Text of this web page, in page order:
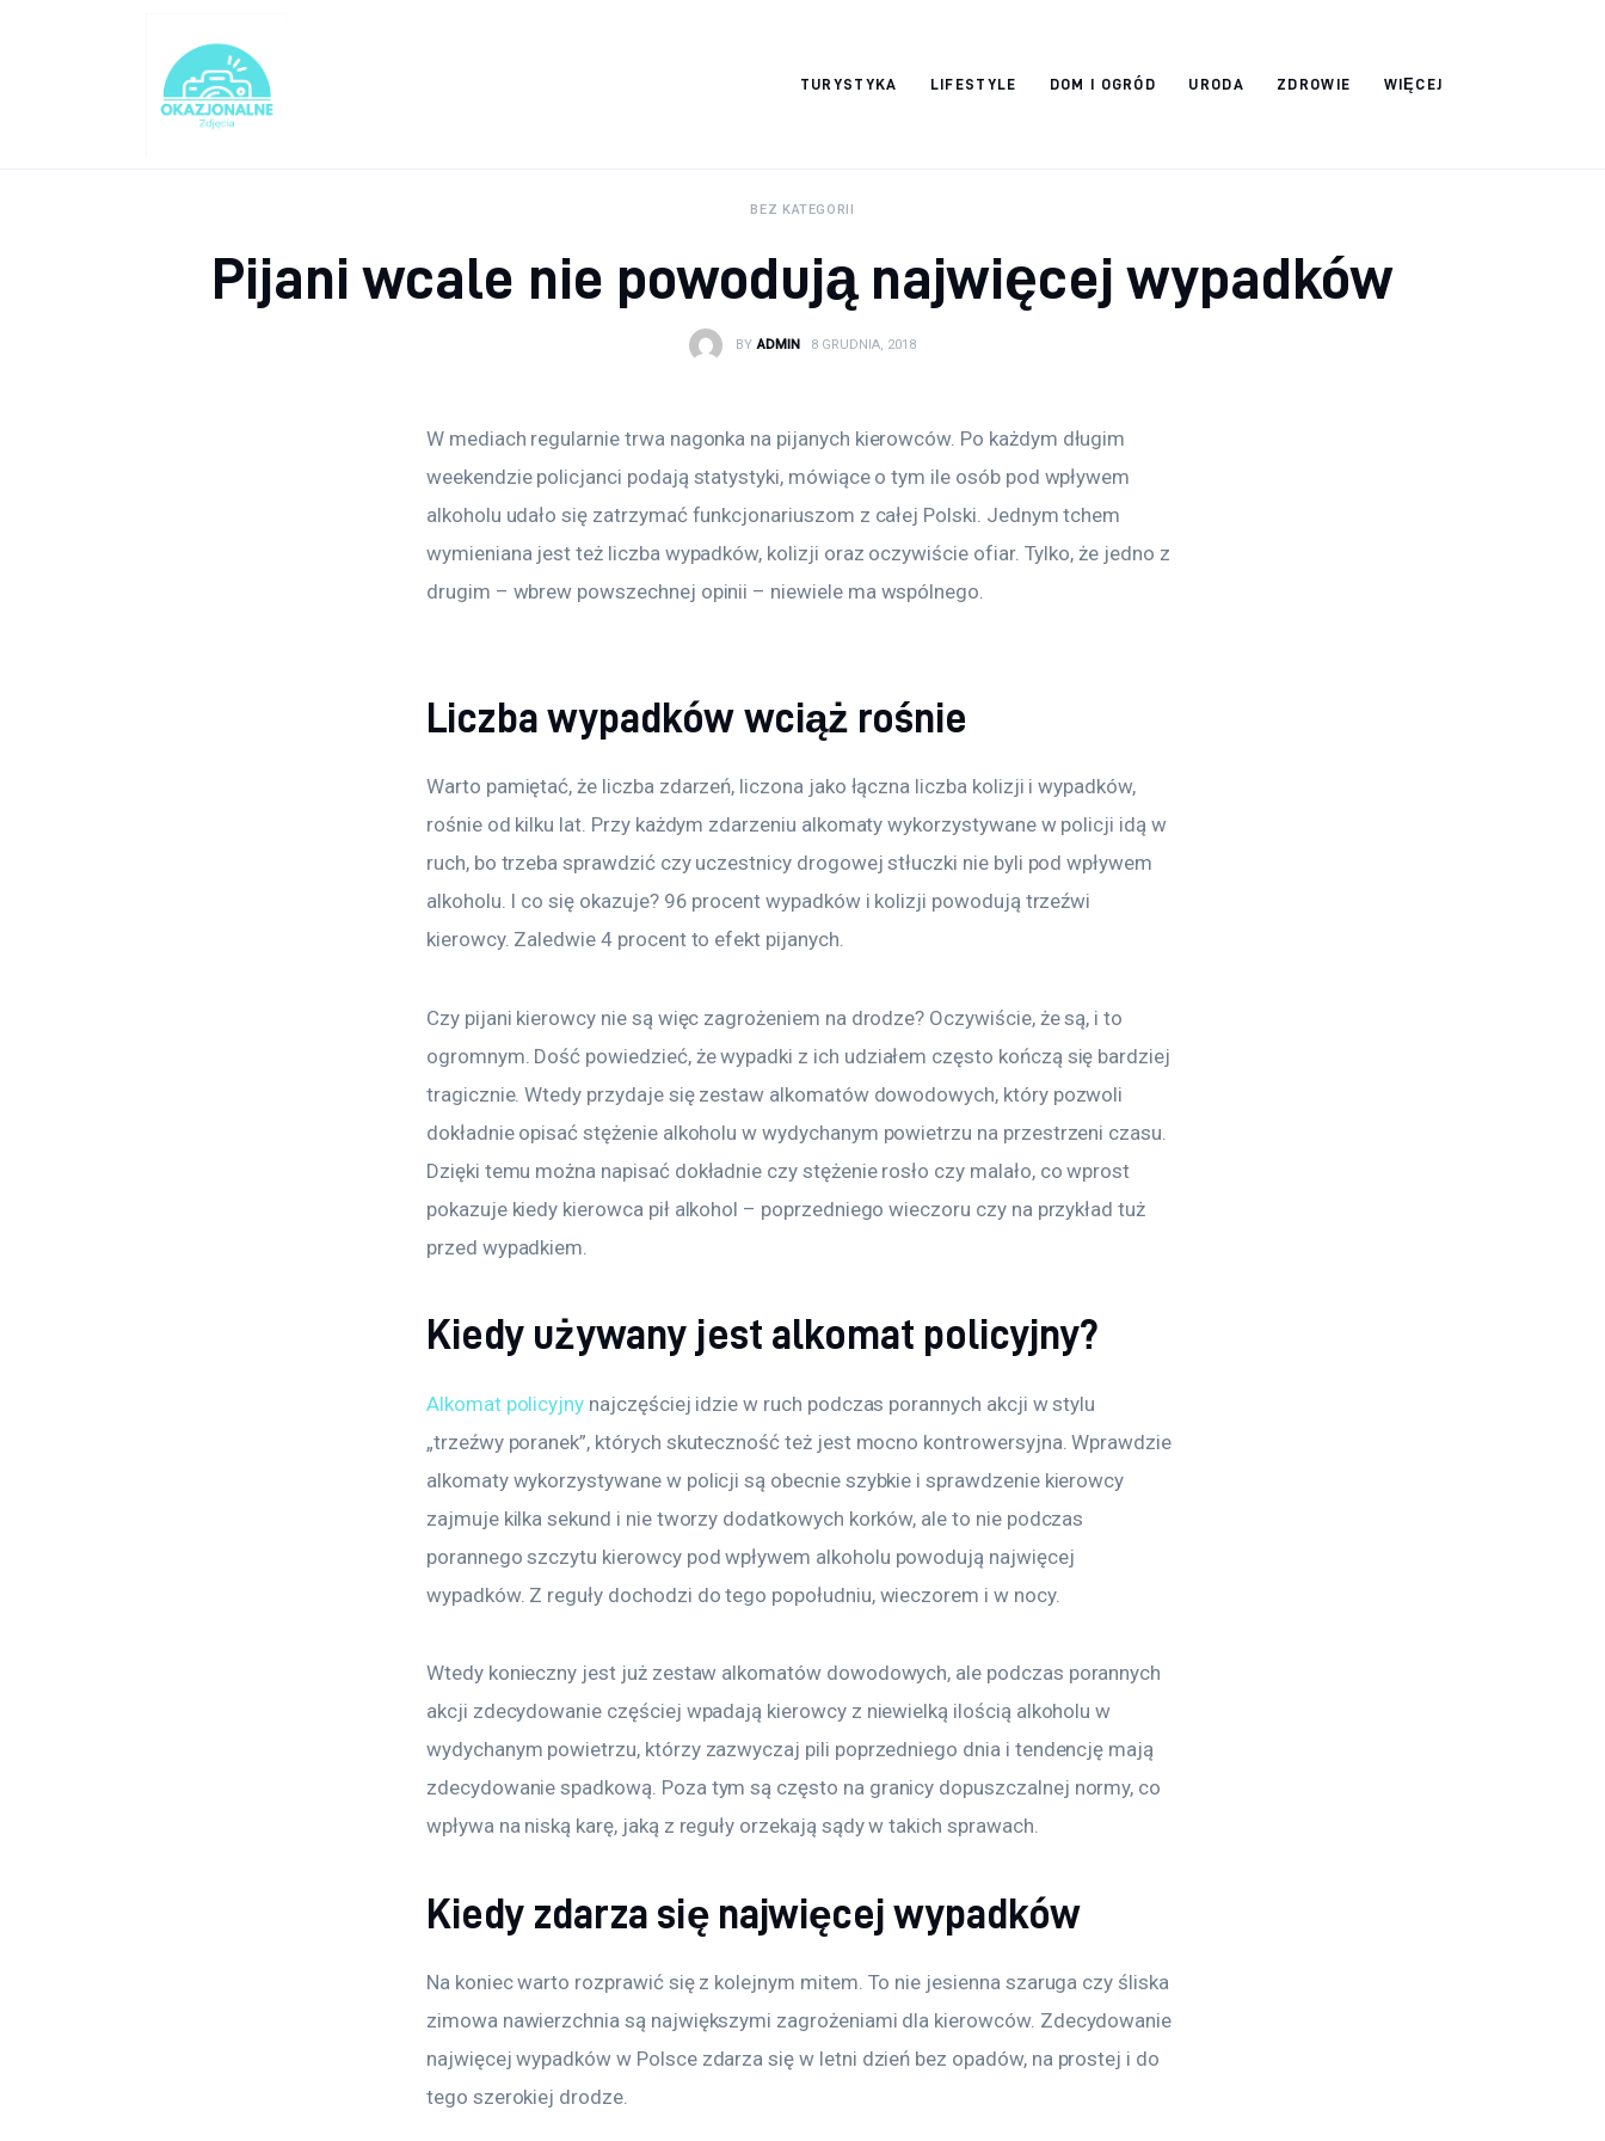
TURYSTYKA LIFESTYLE DOM I OGRÓD URODA ZDROWIE WIĘCEJ
okazjonalne-
BEZ KATEGORII
Pijani wcale nie powodują najwięcej wypadków
BY ADMIN 8 GRUDNIA, 2018
W mediach regularnie trwa nagonka na pijanych kierowców. Po każdym długim
weekendzie policjanci podają statystyki, mówiące o tym ile osób pod wpływem
alkoholu udało się zatrzymać funkcjonariuszom z całej Polski. Jednym tchem
wymieniana jest też liczba wypadków, kolizji oraz oczywiście ofiar. Tylko, że jedno z
drugim – wbrew powszechnej opinii – niewiele ma wspólnego.
Liczba wypadków wciąż rośnie
Warto pamiętać, że liczba zdarzeń, liczona jako łączna liczba kolizji i wypadków,
rośnie od kilku lat. Przy każdym zdarzeniu alkomaty wykorzystywane w policji idą w
ruch, bo trzeba sprawdzić czy uczestnicy drogowej stłuczki nie byli pod wpływem
alkoholu. I co się okazuje? 96 procent wypadków i kolizji powodują trzeźwi
kierowcy. Zaledwie 4 procent to efekt pijanych.
Czy pijani kierowcy nie są więc zagrożeniem na drodze? Oczywiście, że są, i to
ogromnym. Dość powiedzieć, że wypadki z ich udziałem często kończą się bardziej
tragicznie. Wtedy przydaje się zestaw alkomatów dowodowych, który pozwoli
dokładnie opisać stężenie alkoholu w wydychanym powietrzu na przestrzeni czasu.
Dzięki temu można napisać dokładnie czy stężenie rosło czy malało, co wprost
pokazuje kiedy kierowca pił alkohol – poprzedniego wieczoru czy na przykład tuż
przed wypadkiem.
Kiedy używany jest alkomat policyjny?
Alkomat policyjny najczęściej idzie w ruch podczas porannych akcji w stylu
„trzeźwy poranek”, których skuteczność też jest mocno kontrowersyjna. Wprawdzie
alkomaty wykorzystywane w policji są obecnie szybkie i sprawdzenie kierowcy
zajmuje kilka sekund i nie tworzy dodatkowych korków, ale to nie podczas
porannego szczytu kierowcy pod wpływem alkoholu powodują najwięcej
wypadków. Z reguły dochodzi do tego popołudniu, wieczorem i w nocy.
Wtedy konieczny jest już zestaw alkomatów dowodowych, ale podczas porannych
akcji zdecydowanie częściej wpadają kierowcy z niewielką ilością alkoholu w
wydychanym powietrzu, którzy zazwyczaj pili poprzedniego dnia i tendencję mają
zdecydowanie spadkową. Poza tym są często na granicy dopuszczalnej normy, co
wpływa na niską karę, jaką z reguły orzekają sądy w takich sprawach.
Kiedy zdarza się najwięcej wypadków
Na koniec warto rozprawić się z kolejnym mitem. To nie jesienna szaruga czy śliska
zimowa nawierzchnia są największymi zagrożeniami dla kierowców. Zdecydowanie
najwięcej wypadków w Polsce zdarza się w letni dzień bez opadów, na prostej i do
tego szerokiej drodze.